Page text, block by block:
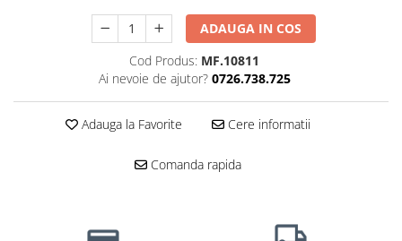
Hrană Uscată Pisică
Hrană Umedă Pisică
Pisică Senior
ADAUGA IN COS
Cod Produs: MF.10811
Ai nevoie de ajutor? 0726.738.725
Adauga la Favorite Cere informatii
Comanda rapida